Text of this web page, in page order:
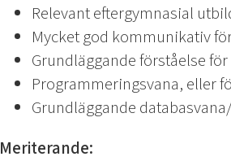
Relevant eftergymnasial
Mycket god kommunikativ
Grundläggande förståelse
Programmeringsvana, eller
Grundläggande
Meriterande: